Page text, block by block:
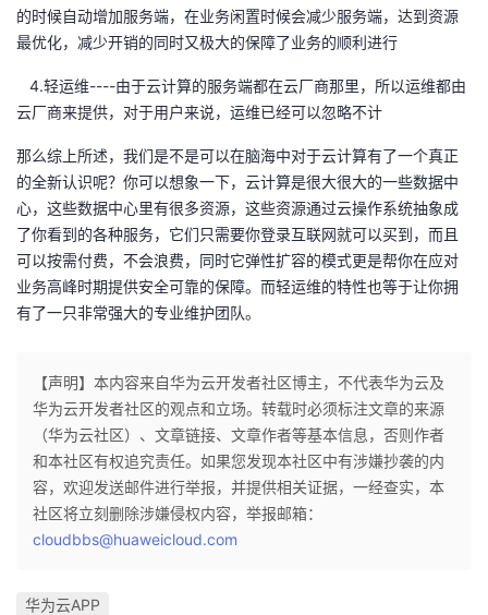
的
课
我
的
证
我
实
验
的
收
藏
技
支
持
的
声
建
议
的时候自动增加服务端，在业务闲置时候会减少服务端，达到资源
最优化，减少开销的同时又极大的保障了业务的顺利进行
4.轻运维----由于云计算的服务端都在云厂商那里，所以运维都由
云厂商来提供，对于用户来说，运维已经可以忽略不计
那么综上所述，我们是不是可以在脑海中对于云计算有了一个真正
的全新认识呢？你可以想象一下，云计算是很大很大的一些数据中
心，这些数据中心里有很多资源，这些资源通过云操作系统抽象成
了你看到的各种服务，它们只需要你登录互联网就可以买到，而且
可以按需付费，不会浪费，同时它弹性扩容的模式更是帮你在应对
业务高峰时期提供安全可靠的保障。而轻运维的特性也等于让你拥
有了一只非常强大的专业维护团队。
【声明】本内容来自华为云开发者社区博主，不代表华为云及
华为云开发者社区的观点和立场。转载时必须标注文章的来源
（华为云社区）、文章链接、文章作者等基本信息，否则作者
和本社区有权追究责任。如果您发现本社区中有涉嫌抄袭的内
容，欢迎发送邮件进行举报，并提供相关证据，一经查实，本
社区将立刻删除涉嫌侵权内容，举报邮箱：
cloudbbs@huaweicloud.com
华为云APP